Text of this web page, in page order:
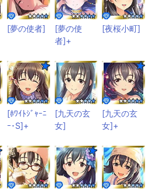
[夢の使者]
[夢の使
者]+
[夜桜小町]
[ﾎﾜｲﾄｼﾞｬｰﾆ
ｰ･S]+
[九天の玄
女]
[九天の玄
女]+